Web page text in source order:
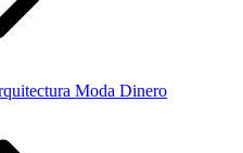
Moda Dinero